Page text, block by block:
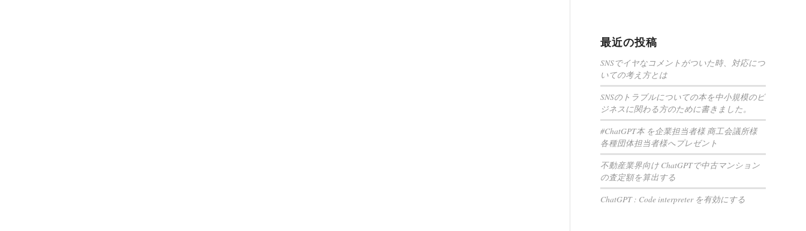
最近の投稿
SNSでイヤなコメントがついた時、対応につ
いての考え方とは
SNSのトラブルについての本を中小規模のビ
ジネスに関わる方のために書きました。
#ChatGPT本 を企業担当者様 商工会議所様
各種団体担当者様へプレゼント
不動産業界向け ChatGPTで中古マンション
の査定額を算出する
ChatGPT : Code interpreter を有効にする